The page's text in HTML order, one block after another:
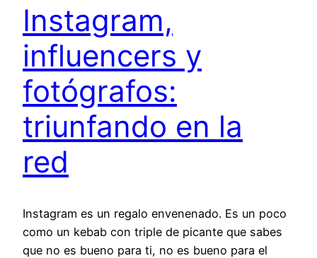
Instagram,
influencers y
fotógrafos:
triunfando en la
red
Instagram es un regalo envenenado. Es un poco
como un kebab con triple de picante que sabes
que no es bueno para ti, no es bueno para el